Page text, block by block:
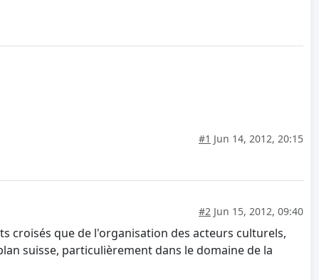
#1 Jun 14, 2012, 20:15
#2 Jun 15, 2012, 09:40
croisés que de l'organisation des acteurs culturels,
suisse, particulièrement dans le domaine de la